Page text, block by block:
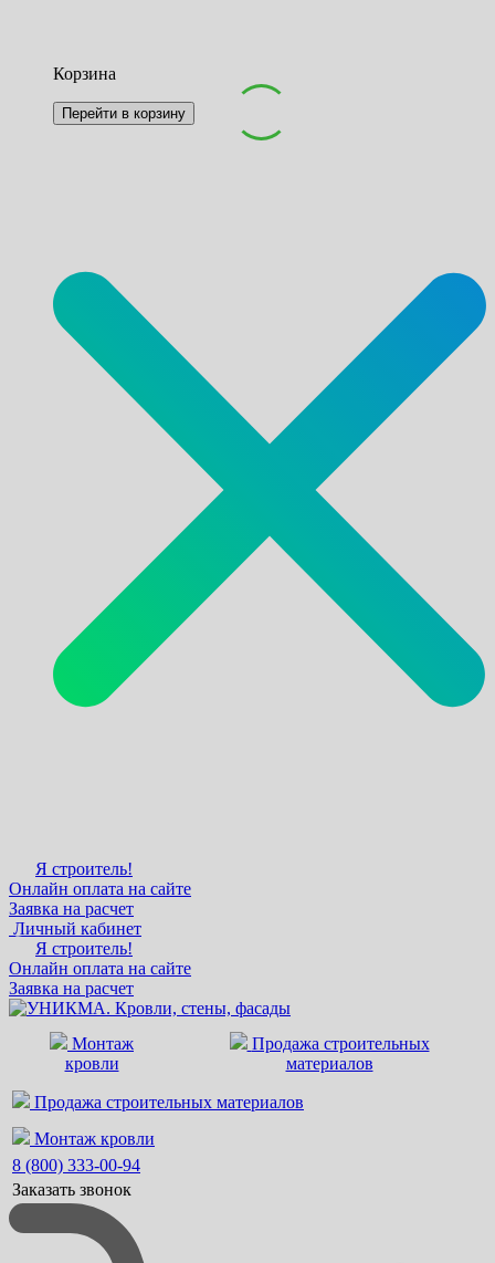
Корзина
Перейти в корзину
Я строитель!
Онлайн оплата на сайте
Заявка на расчет
Личный кабинет
Я строитель!
Онлайн оплата на сайте
Заявка на расчет
Монтаж
кровли
Продажа строительных
материалов
Продажа строительных материалов
Монтаж кровли
8 (800) 333-00-94
Заказать звонок